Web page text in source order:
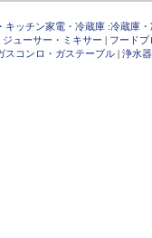
キッチン家電・冷蔵庫 :冷蔵庫
ジューサー・ミキサー | フードプ
スコンロ・ガステーブル | 浄水